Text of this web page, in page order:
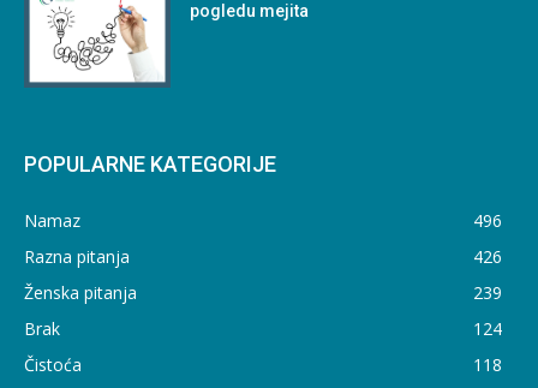
pogledu mejita
POPULARNE KATEGORIJE
Namaz
496
Razna pitanja
426
Ženska pitanja
239
Brak
124
Čistoća
118